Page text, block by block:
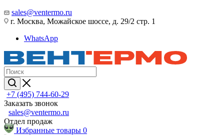
sales@ventermo.ru
г. Москва, Можайское шоссе, д. 29/2 стр. 1
WhatsApp
+7 (495) 744-60-29
Заказать звонок
sales@ventermo.ru
Отдел продаж
Избранные товары 0